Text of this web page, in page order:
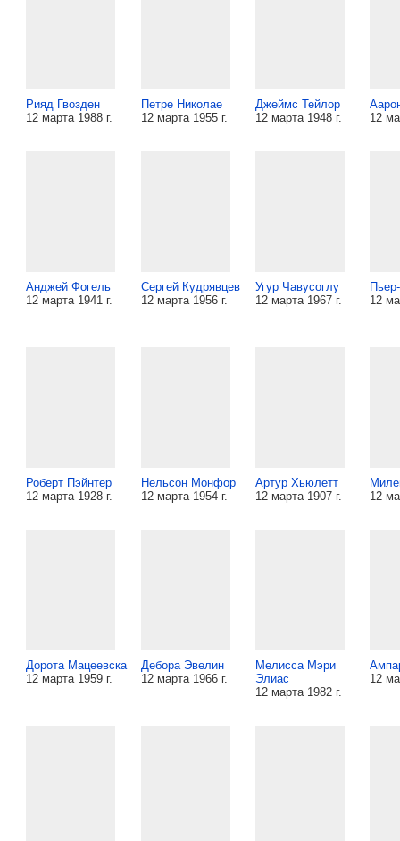
Рияд Гвозден
12 марта 1988 г.
Петре Николае
12 марта 1955 г.
Джеймс Тейлор
12 марта 1948 г.
12
Анджей Фогель
12 марта 1941 г.
Сергей Кудрявцев
12 марта 1956 г.
Угур Чавусоглу
12 марта 1967 г.
12
Роберт Пэйнтер
12 марта 1928 г.
Нельсон Монфор
12 марта 1954 г.
Артур Хьюлетт
12 марта 1907 г.
12
Дорота Мацеевска
12 марта 1959 г.
Дебора Эвелин
12 марта 1966 г.
Мелисса Мэри
Элиас
12 марта 1982 г.
12